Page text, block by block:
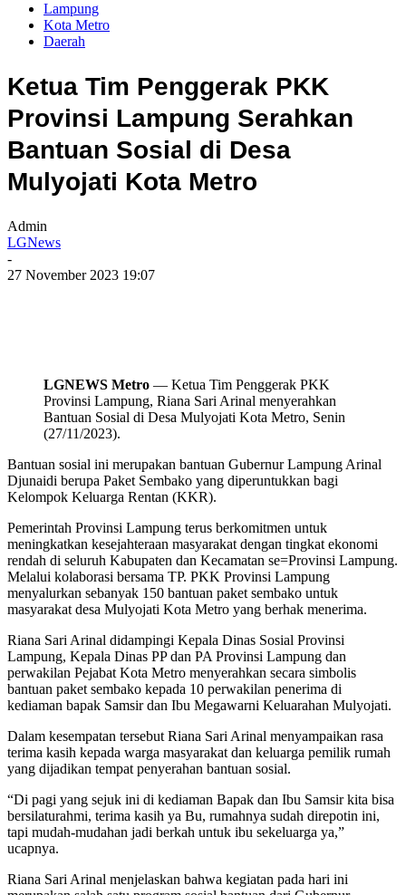
Lampung
Kota Metro
Daerah
Ketua Tim Penggerak PKK
Provinsi Lampung Serahkan
Bantuan Sosial di Desa
Mulyojati Kota Metro
Admin
LGNews
-
27 November 2023 19:07
LGNEWS Metro — Ketua Tim Penggerak PKK
Provinsi Lampung, Riana Sari Arinal menyerahkan
Bantuan Sosial di Desa Mulyojati Kota Metro, Senin
(27/11/2023).
Bantuan sosial ini merupakan bantuan Gubernur Lampung Arinal
Djunaidi berupa Paket Sembako yang diperuntukkan bagi
Kelompok Keluarga Rentan (KKR).
Pemerintah Provinsi Lampung terus berkomitmen untuk
meningkatkan kesejahteraan masyarakat dengan tingkat ekonomi
rendah di seluruh Kabupaten dan Kecamatan se=Provinsi Lampung.
Melalui kolaborasi bersama TP. PKK Provinsi Lampung
menyalurkan sebanyak 150 bantuan paket sembako untuk
masyarakat desa Mulyojati Kota Metro yang berhak menerima.
Riana Sari Arinal didampingi Kepala Dinas Sosial Provinsi
Lampung, Kepala Dinas PP dan PA Provinsi Lampung dan
perwakilan Pejabat Kota Metro menyerahkan secara simbolis
bantuan paket sembako kepada 10 perwakilan penerima di
kediaman bapak Samsir dan Ibu Megawarni Keluarahan Mulyojati.
Dalam kesempatan tersebut Riana Sari Arinal menyampaikan rasa
terima kasih kepada warga masyarakat dan keluarga pemilik rumah
yang dijadikan tempat penyerahan bantuan sosial.
“Di pagi yang sejuk ini di kediaman Bapak dan Ibu Samsir kita bisa
bersilaturahmi, terima kasih ya Bu, rumahnya sudah direpotin ini,
tapi mudah-mudahan jadi berkah untuk ibu sekeluarga ya,”
ucapnya.
Riana Sari Arinal menjelaskan bahwa kegiatan pada hari ini